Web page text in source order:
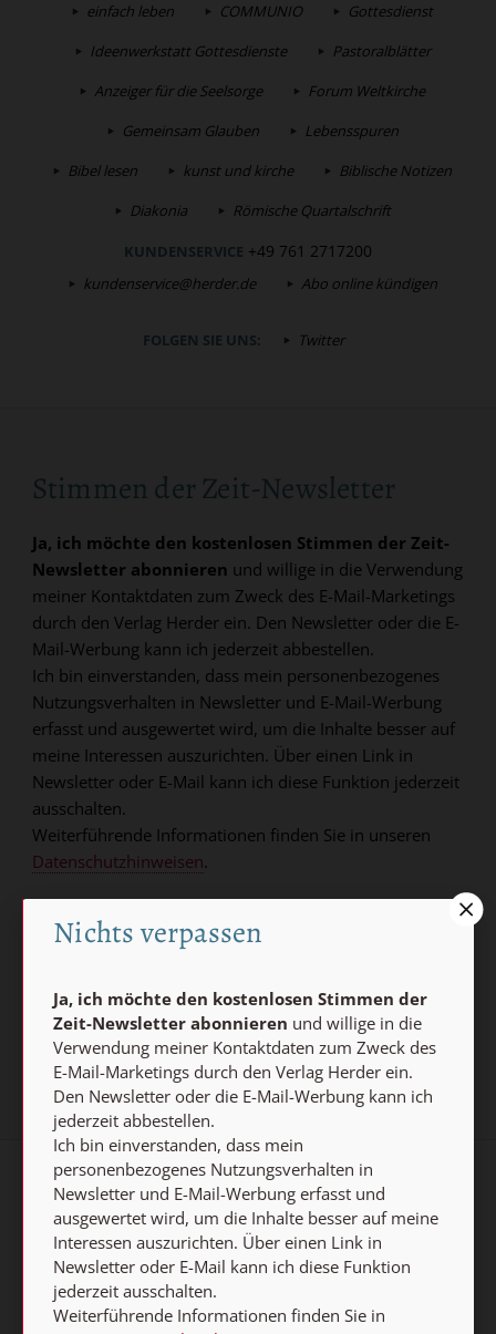
einfach leben
COMMUNIO
Gottesdienst
Ideenwerkstatt Gottesdienste
Pastoralblätter
Anzeiger für die Seelsorge
Forum Weltkirche
Gemeinsam Glauben
Lebensspuren
Bibel lesen
kunst und kirche
Biblische Notizen
Diakonia
Römische Quartalschrift
KUNDENSERVICE +49 761 2717200
kundenservice@herder.de Abo online kündigen
FOLGEN SIE UNS: Twitter
Stimmen der Zeit-Newsletter
Ja, ich möchte den kostenlosen Stimmen der Zeit-
Newsletter abonnieren und willige in die Verwendung
meiner Kontaktdaten zum Zweck des E-Mail-Marketings
durch den Verlag Herder ein. Den Newsletter oder die E-
Mail-Werbung kann ich jederzeit abbestellen.
Ich bin einverstanden, dass mein personenbezogenes
Nutzungsverhalten in Newsletter und E-Mail-Werbung
erfasst und ausgewertet wird, um die Inhalte besser auf
meine Interessen auszurichten. Über einen Link in
Newsletter oder E-Mail kann ich diese Funktion jederzeit
ausschalten.
Weiterführende Informationen finden Sie in unseren
Datenschutzhinweisen.
Jetzt anmelden
AGB und Widerrufsbelehrung Datenschutz
Barrierefreiheit Impressum
Vertrag widerrufen
Nichts verpassen
Ja, ich möchte den kostenlosen Stimmen der
Zeit-Newsletter abonnieren und willige in die
Verwendung meiner Kontaktdaten zum Zweck des
E-Mail-Marketings durch den Verlag Herder ein.
Den Newsletter oder die E-Mail-Werbung kann ich
jederzeit abbestellen.
Ich bin einverstanden, dass mein
personenbezogenes Nutzungsverhalten in
Newsletter und E-Mail-Werbung erfasst und
ausgewertet wird, um die Inhalte besser auf meine
Interessen auszurichten. Über einen Link in
Newsletter oder E-Mail kann ich diese Funktion
jederzeit ausschalten.
Weiterführende Informationen finden Sie in